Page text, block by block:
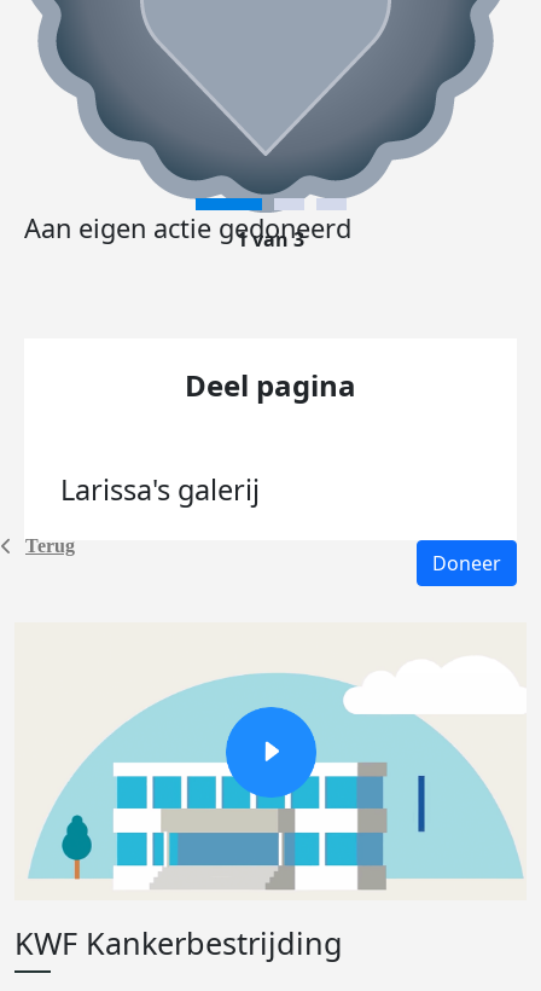
Terug
Aan eigen actie gedoneerd
1 van 3
Deel pagina
Larissa's galerij
Doneer
KWF Kankerbestrijding